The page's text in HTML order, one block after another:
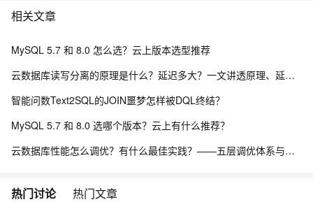
相关文章
MySQL 5.7 和 8.0 怎么选？云上版本选型推荐
云数据库读写分离的原理是什么？延迟多大？一文讲透原理、延迟与落地方案
智能问数Text2SQL的JOIN噩梦怎样被DQL终结？
MySQL 5.7 和 8.0 选哪个版本？云上有什么推荐？
云数据库性能怎么调优？有什么最佳实践？——五层调优体系与阿里云 RDS 实战
热门讨论 热门文章